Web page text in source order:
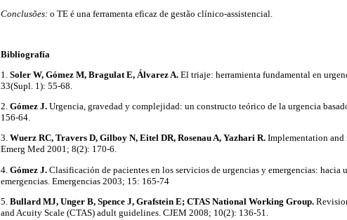
Conclusões: o TE é una ferramenta eficaz de gestão clínico-assistencial.
Bibliografía
1. Soler W, Gómez M, Bragulat E, Álvarez A. El triaje: herramienta fundamental en
33(Supl. 1): 55-68.
2. Gómez J. Urgencia, gravedad y complejidad: un constructo teórico de la urgencia
156-64.
3. Wuerz RC, Travers D, Gilboy N, Eitel DR, Rosenau A, Yazhari R. Implementation and
Emerg Med 2001; 8(2): 170-6.
4. Gómez J. Clasificación de pacientes en los servicios de urgencias y emergencias: hacia
emergencias. Emergencias 2003; 15: 165-74
5. Bullard MJ, Unger B, Spence J, Grafstein E; CTAS National Working Group.
and Acuity Scale (CTAS) adult guidelines. CJEM 2008; 10(2): 136-51.